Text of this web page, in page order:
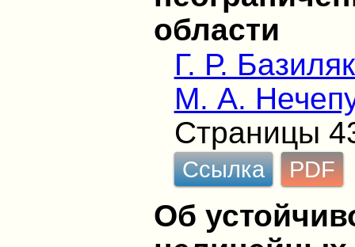
области
Г. Р.
М. А.
Страницы
Ссылка PDF
Об